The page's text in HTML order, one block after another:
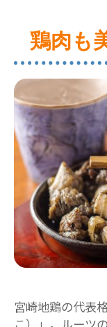
鶏肉も
宮崎地鶏の代表